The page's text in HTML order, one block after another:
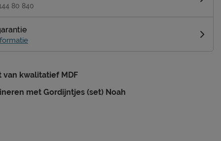
80 840
van kwalitatief MDF
met Gordijntjes (set) Noah